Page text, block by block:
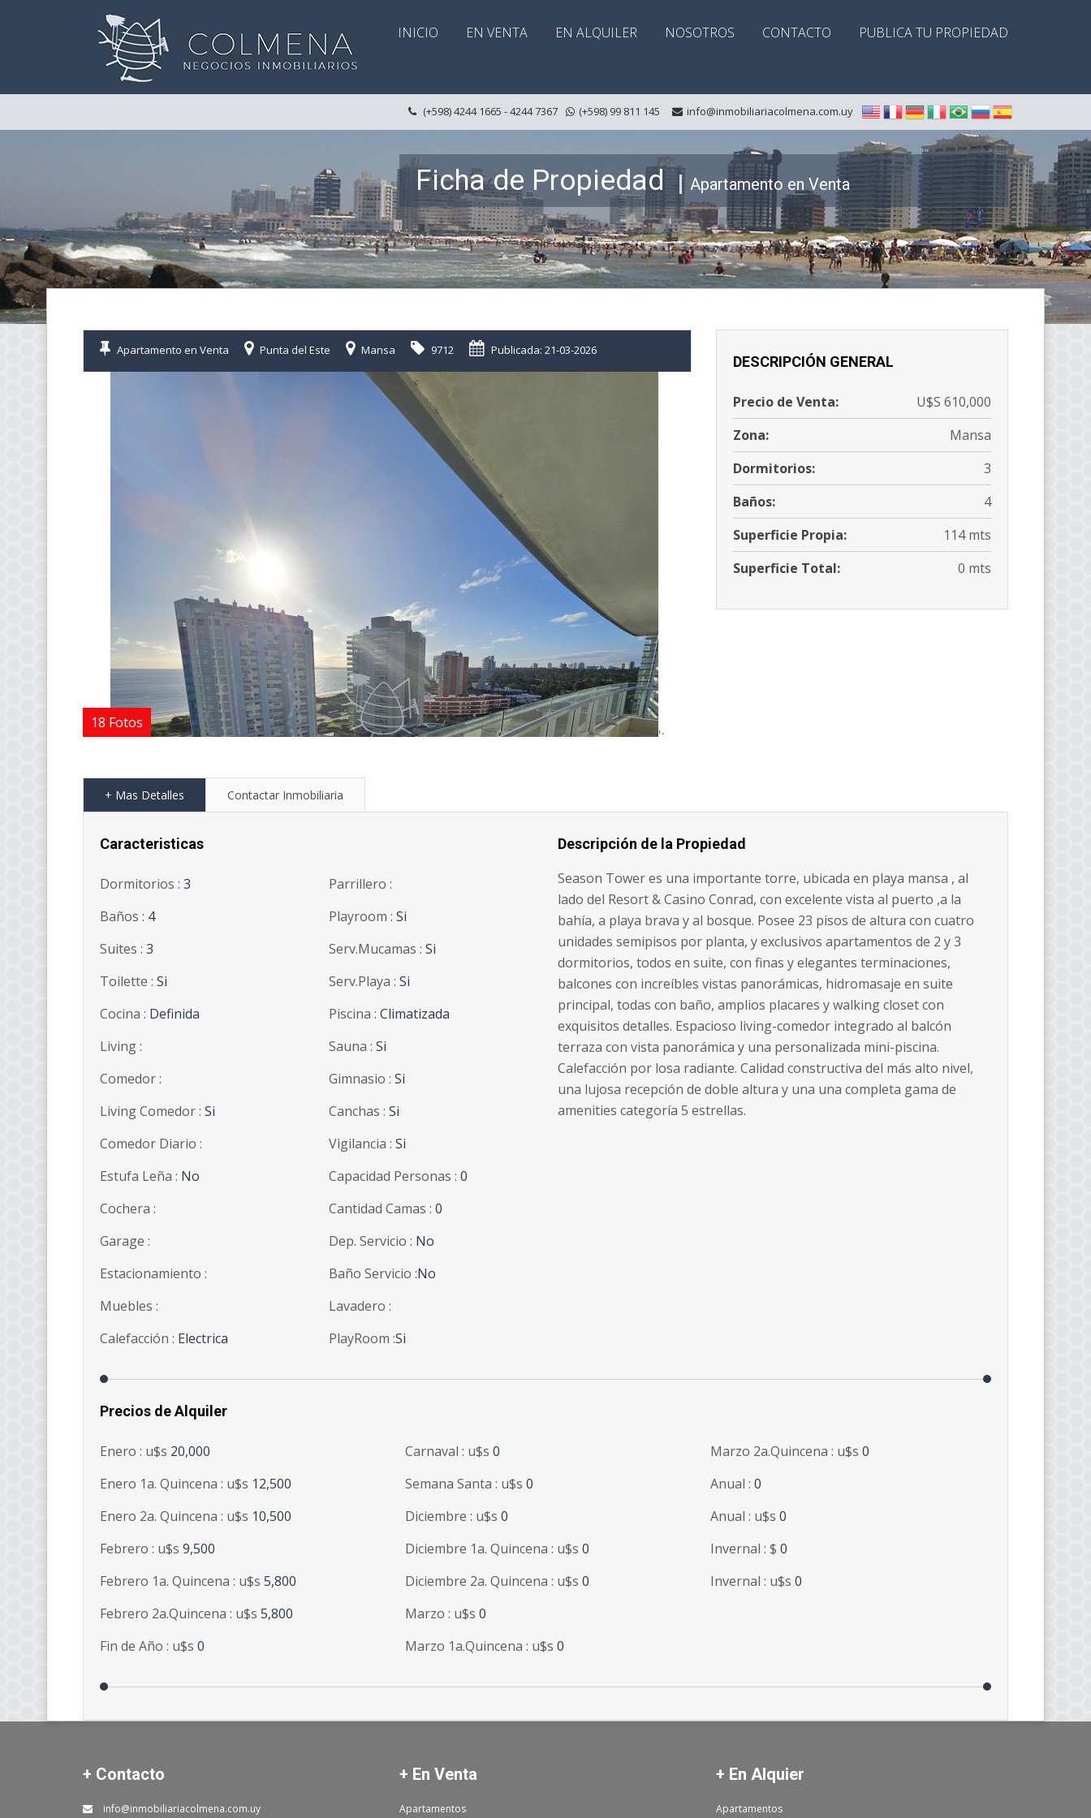
INICIO EN VENTA EN ALQUILER NOSOTROS CONTACTO PUBLICA TU PROPIEDAD
(+598) 4244 1665 - 4244 7367 (+598) 99 811 145 info@inmobiliariacolmena.com.uy
Ficha de Propiedad Apartamento en Venta
Apartamento en Venta Punta del Este Mansa 9712 Publicada: 21-03-2026
';
18 Fotos
DESCRIPCIÓN GENERAL
Precio de Venta:
U$S 610,000
Zona:
Mansa
Dormitorios:
3
Baños:
4
Superficie Propia:
114 mts
Superficie Total:
0 mts
+ Mas Detalles Contactar Inmobiliaria
Caracteristicas
Dormitorios : 3
Baños : 4
Suites : 3
Toilette : Si
Cocina : Definida
Living :
Comedor :
Living Comedor : Si
Comedor Diario :
Estufa Leña : No
Cochera :
Garage :
Estacionamiento :
Muebles :
Calefacción : Electrica
Parrillero :
Playroom : Si
Serv.Mucamas : Si
Serv.Playa : Si
Piscina : Climatizada
Sauna : Si
Gimnasio : Si
Canchas : Si
Vigilancia : Si
Capacidad Personas : 0
Cantidad Camas : 0
Dep. Servicio : No
Baño Servicio :No
Lavadero :
PlayRoom :Si
Descripción de la Propiedad
Season Tower es una importante torre, ubicada en playa mansa , al
lado del Resort & Casino Conrad, con excelente vista al puerto ,a la
bahía, a playa brava y al bosque. Posee 23 pisos de altura con cuatro
unidades semipisos por planta, y exclusivos apartamentos de 2 y 3
dormitorios, todos en suite, con finas y elegantes terminaciones,
balcones con increíbles vistas panorámicas, hidromasaje en suite
principal, todas con baño, amplios placares y walking closet con
exquisitos detalles. Espacioso living-comedor integrado al balcón
terraza con vista panorámica y una personalizada mini-piscina.
Calefacción por losa radiante. Calidad constructiva del más alto nivel,
una lujosa recepción de doble altura y una una completa gama de
amenities categoría 5 estrellas.
Precios de Alquiler
Enero : u$s 20,000
Enero 1a. Quincena : u$s 12,500
Enero 2a. Quincena : u$s 10,500
Febrero : u$s 9,500
Febrero 1a. Quincena : u$s 5,800
Febrero 2a.Quincena : u$s 5,800
Fin de Año : u$s 0
Carnaval : u$s 0
Semana Santa : u$s 0
Diciembre : u$s 0
Diciembre 1a. Quincena : u$s 0
Diciembre 2a. Quincena : u$s 0
Marzo : u$s 0
Marzo 1a.Quincena : u$s 0
Marzo 2a.Quincena : u$s 0
Anual : 0
Anual : u$s 0
Invernal : $ 0
Invernal : u$s 0
+ Contacto
info@inmobiliariacolmena.com.uy
+ En Venta
Apartamentos
+ En Alquier
Apartamentos